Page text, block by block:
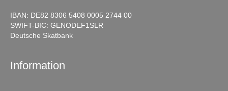
IBAN: DE82 8306 5408 0005 2744 00
SWIFT-BIC: GENODEF1SLR
Deutsche Skatbank
Information